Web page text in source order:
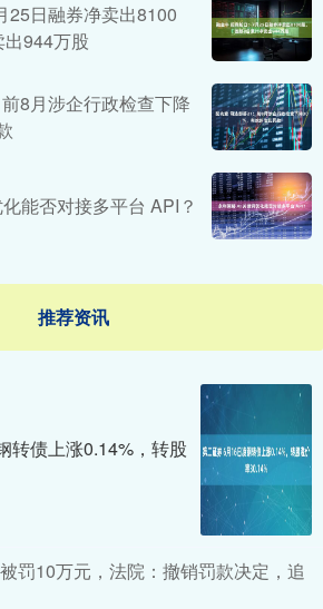
25日融券净卖出8100
944万股
8月涉企行政检查下降
能否对接多平台 API？
推荐资讯
转债上涨0.14%，转股
罚10万元，法院：撤销罚款决定，追